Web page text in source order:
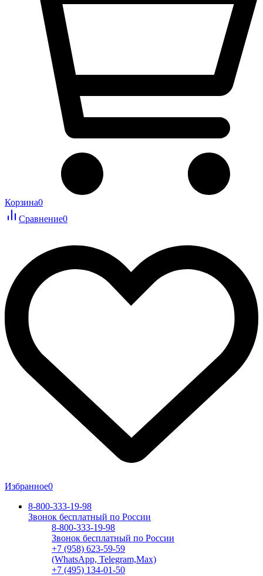
Корзина0
Сравнение0
Избранное0
8-800-333-19-98
Звонок бесплатный по России
8-800-333-19-98
Звонок бесплатный по России
+7 (958) 623-59-59
(WhatsApp, Telegram,Max)
+7 (495) 134-01-50